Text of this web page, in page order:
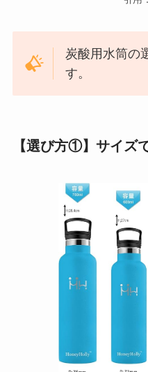
炭酸用水筒の
す。
【選び方①】サイズ